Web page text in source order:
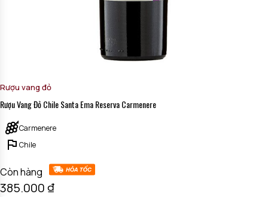
Rượu vang đỏ
Rượu Vang Đỏ Chile Santa Ema Reserva Carmenere
Carmenere
Chile
Còn hàng
385.000₫